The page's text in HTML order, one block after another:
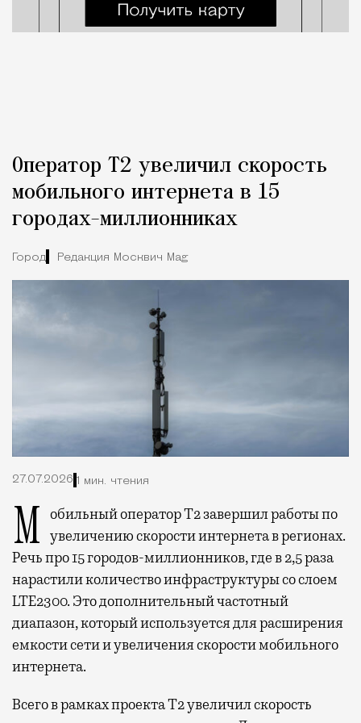
Оператор Т2 увеличил скорость
мобильного интернета в 15
городах-миллионниках
Город Редакция Москвич Mag
27.07.2026 1 мин. чтения
Мобильный оператор Т2 завершил работы по увеличению скорости интернета в регионах.
Речь про 15 городов-миллионников, где в 2,5 раза
нарастили количество инфраструктуры со слоем
LTE2300. Это дополнительный частотный
диапазон, который используется для расширения
емкости сети и увеличения скорости мобильного
интернета.
Всего в рамках проекта Т2 увеличил скорость